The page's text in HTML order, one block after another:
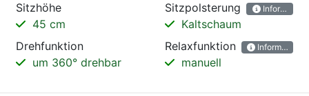
Sitzhöhe
45 cm
Sitzpolsterung
Kaltschaum
Drehfunktion
um 360° drehbar
Relaxfunktion
manuell